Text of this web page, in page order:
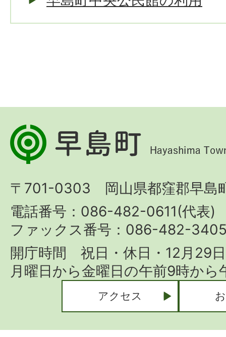
早
島
Hayashima
Town
〒701-0303 岡山県都窪郡早島
電話番号：086-482-0611(代表)
ファックス番号：086-482-
開庁時間 祝日・休日・12月29
月曜日から金曜日の午前9時か
アクセス